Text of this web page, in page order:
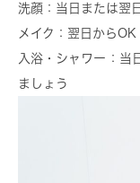
洗顔 ：当日または翌
メイク ：翌日から
入浴・シャワー ：当
ましょう